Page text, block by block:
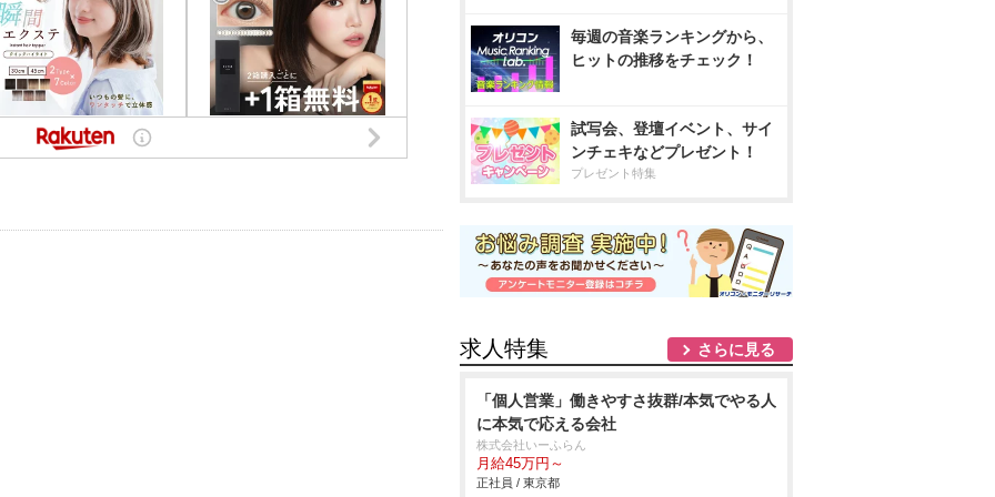
毎週の音楽ランキングから、
ヒットの推移をチェック！
試写会、登壇イベント、サイ
ンチェキなどプレゼント！
プレゼント特集
求人特集 さらに見る
「個人営業」働きやすさ抜群/本気でやる人
に本気で応える会社
株式会社いーふらん
月給45万円～
正社員 / 東京都